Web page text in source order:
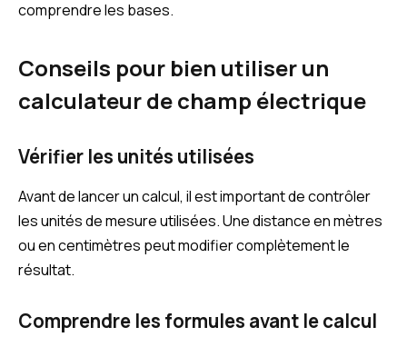
comprendre les bases.
Conseils pour bien utiliser un
calculateur de champ électrique
Vérifier les unités utilisées
Avant de lancer un calcul, il est important de contrôler
les unités de mesure utilisées. Une distance en mètres
ou en centimètres peut modifier complètement le
résultat.
Comprendre les formules avant le calcul